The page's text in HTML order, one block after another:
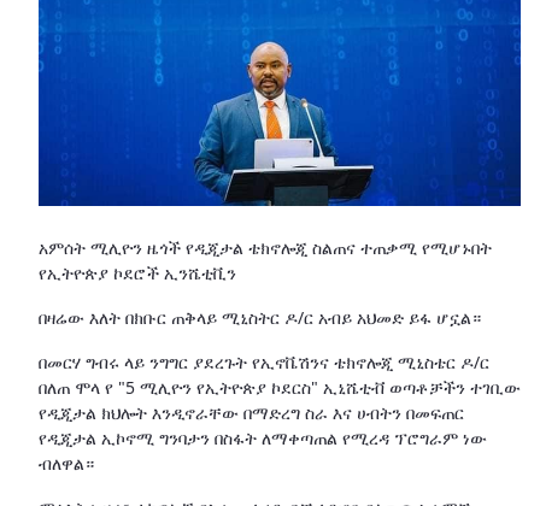
አምሰት ሚሊዮን ዜጎች የዲጂታል ቴክኖሎጂ ስልጠና ተጠቃሚ የሚሆኑበት
የኢትዮጵያ ኮደሮች ኢንሼቲቪን
በዛሬው እለት በክቡር ጠቅላይ ሚኒስትር ዶ/ር አብይ አህመድ ይፋ ሆኗል።
በመርሃ ግብሩ ላይ ንግግር ያደረጉት የኢኖቬሽንና ቴክኖሎጂ ሚኒስቴር ዶ/ር
በለጠ ሞላ የ "5 ሚሊዮን የኢትዮጵያ ኮደርስ" ኢኒሼቲቭ ወጣቶቻችን ተገቢው
የዲጂታል ክህሎት እንዲኖራቸው በማድረግ ስራ እና ሀብትን በመፍጠር
የዲጂታል ኢኮኖሚ ግንባታን በስፋት ለማቀጣጠል የሚረዳ ፕሮግራም ነው
ብለዋል።